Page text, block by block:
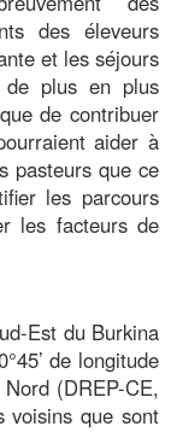
des éleveurs
et les séjours
de plus en plus
de contribuer
aider à
pasteurs que ce
les parcours
les facteurs de
Est du Burkina
de longitude
Nord (DREP-CE,
voisins que sont